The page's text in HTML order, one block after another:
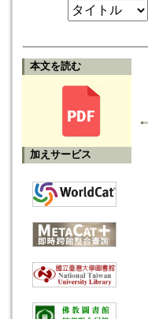
本文を読む
加えサービス